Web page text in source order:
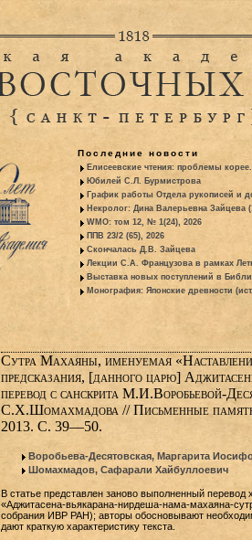
Последние новости
Елисеевские чтения: проблемы
Юбилей С.Л. Бурмистрова
График работы Отдела рукописей и
Некролог: Дина Валерьевна Зайцева
WMO: том 12, № 1(24), 2026
ППВ 23/2 (65), 2026
Скончалась Д.В. Зайцева
Лекции С.А. Французова в рамках
Выставка новых поступлений в
Монография: Японские древности
Сутра Махаяны, именуемая
предсказания, [данного царю]
перевод с санскрита М.И.Воробьевой-
С.Х.Шомахмадова // Письменные
2013. С. 39—50.
Воробьева-Десятовская, Маргарита
Шомахмадов, Сафарали Хайбуллоевич
В статье представлен заново выполненный перевод
«Аджитасена-вьякарана-нирдеша-нама-махаяна-
собрания ИВР РАН); авторы обосновывают
дают краткую характеристику текста.